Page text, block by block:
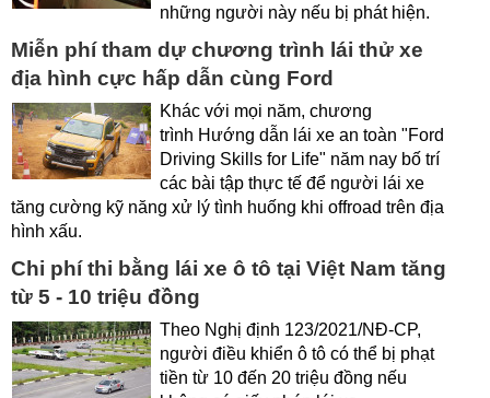
những người này nếu bị phát hiện.
Miễn phí tham dự chương trình lái thử xe
địa hình cực hấp dẫn cùng Ford
Khác với mọi năm, chương
trình Hướng dẫn lái xe an toàn "Ford
Driving Skills for Life" năm nay bố trí
các bài tập thực tế để người lái xe
tăng cường kỹ năng xử lý tình huống khi offroad trên địa
hình xấu.
Chi phí thi bằng lái xe ô tô tại Việt Nam tăng
từ 5 - 10 triệu đồng
Theo Nghị định 123/2021/NĐ-CP,
người điều khiển ô tô có thể bị phạt
tiền từ 10 đến 20 triệu đồng nếu